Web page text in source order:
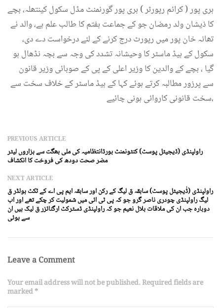
ہری پور ( کرائم رپورٹر ) ہری پور گورنمنٹ مڈل سکول کینتھلہ، بچے
کا ذیشان ولد رمضان جو کے جماعت ہفتم کا طالب علم ہے، والد نے
تھانہ خان پور میں رپورٹ درج کرنے کے لئے درخواست دے دی،
سکول کے ہیڈ ماسٹر کا وحیشانہ تشدد کی وجہ سے بچہ نڈھال ہو
گیا ، بچے کے والدین کا وزیر اعلی کے پی کے صوبائی وزیر قانون
سے پرزور مطالبہ کرتے ہوئے کہا کے ہیڈ ماسٹر کے خلاف سخت سے
سخت قانونی کاروائی ہونی چائیے،
PREVIOUS ARTICLE
راولپنڈی (ڈیجیٹل پوسٹ) کنٹونمنٹ بورڈانتظامیہ کی ملی بھگت سے ہزاروں لیٹر
مضر صحت دودھ کی فروخت کا انکشاف
NEXT ARTICLE
راولپنڈی (ڈٰیجیٹل پوسٹ) سابقہ ق لیگ کے رکن اور سابقہ ایم پی اے کے ٹکٹ ہولڈر ق
لیگ راولپنڈی چودری ناصر گرو جو کہ پی ٹی ائی میں شمولیت کر چکے تھے اور اب
دوبارہ جب ان کی ملاقات بلال نعیم جو کہ راولپنڈی ڈسٹرکٹ ارگنائزر ق لیک ہیں ان
سے ہوئی
Leave a Comment
Your email address will not be published. Required fields are
marked *